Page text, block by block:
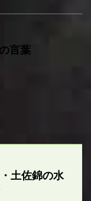
言葉
土佐錦の水